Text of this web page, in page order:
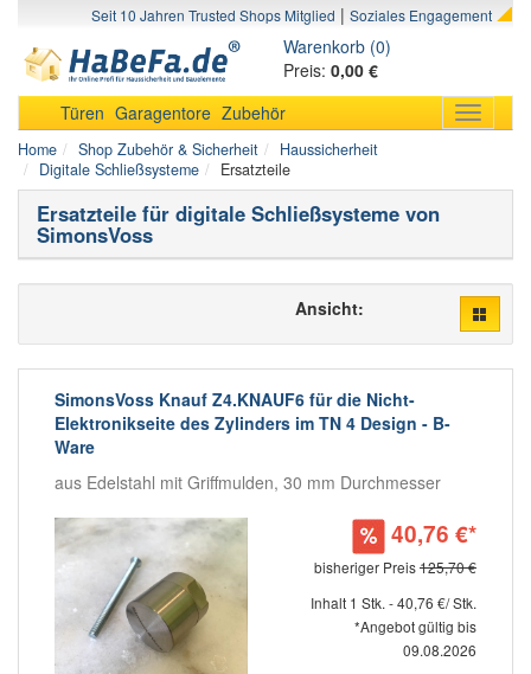
Seit 10 Jahren Trusted Shops Mitglied | Soziales Engagement
Warenkorb (0)
Preis: 0,00 €
Toggle
Türen Garagentore Zubehör
Home Shop Zubehör & Sicherheit
Haussicherheit
Digitale Schließsysteme
Ersatzteile
Ersatzteile für digitale Schließsysteme von
SimonsVoss
Ansicht:
SimonsVoss Knauf Z4.KNAUF6 für die Nicht-
Elektronikseite des Zylinders im TN 4 Design - B-
Ware
aus Edelstahl mit Griffmulden, 30 mm Durchmesser
40,76 €*
bisheriger Preis125,70 €
Inhalt 1 Stk. - 40,76 €/ Stk.
*Angebot gültig bis
09.08.2026